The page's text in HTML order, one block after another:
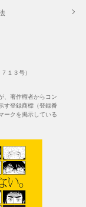
、著作権者からコン
す登録商標（登録番
ークを掲示している